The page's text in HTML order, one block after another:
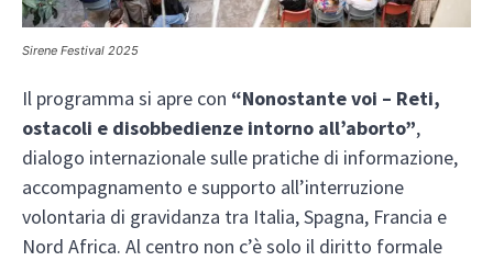
Sirene Festival 2025
Il programma si apre con “Nonostante voi – Reti,
ostacoli e disobbedienze intorno all’aborto”,
dialogo internazionale sulle pratiche di informazione,
accompagnamento e supporto all’interruzione
volontaria di gravidanza tra Italia, Spagna, Francia e
Nord Africa. Al centro non c’è solo il diritto formale